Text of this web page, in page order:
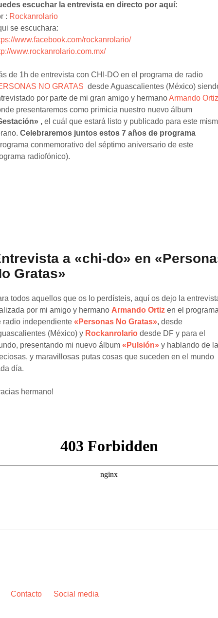
escuchar la entrevista en directo por aquí:
: Rockanrolario
se escuchara:
www.facebook.com/rockanrolario/
www.rockanrolario.com.mx/
de 1h de entrevista con CHI-DO en el programa de radio
NO GRATAS desde Aguascalientes (México)
por parte de mi gran amigo y hermanoArmando Ortiz
presentaremos como primicia nuestro nuevo álbum
, el cuál que estará listo y publicado para este
Celebraremos juntos estos 7 años de programa
conmemorativo del séptimo aniversario de este
radiofónico).
a «chi-do» en
Gratas»
todos aquellos que os lo perdísteis, aquí os dejo la
por mi amigo y hermano Armando Ortiz en el programa
radio independiente «Personas No Gratas», desde
(México) y Rockanrolario desde DF y para el
presentando mi nuevo álbum «Pulsión» y hablando de
y maravillosas putas cosas que suceden en el mundo
día.
hermano!
Contacto Social media